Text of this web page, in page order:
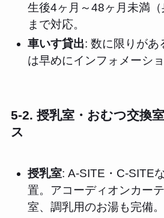
生後4ヶ月～48ヶ月未満（
まで対応。
車いす貸出: 数に限りがあ
は早めにインフォメーショ
5-2. 授乳室・おむつ交換
ス
授乳室: A-SITE・C-SITE
置。アコーディオンカー
室、調乳用のお湯も完備。